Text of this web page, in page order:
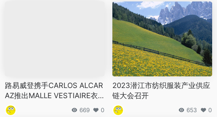
路易威登携手CARLOS ALCAR
AZ推出MALLE VESTIAIRE衣
帽箱
669 0
2023潜江市纺织服装产业供应
链大会召开
653 0